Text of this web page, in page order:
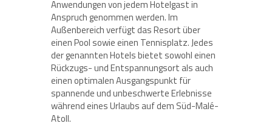
Anwendungen von jedem Hotelgast in
Anspruch genommen werden. Im
Außenbereich verfügt das Resort über
einen Pool sowie einen Tennisplatz. Jedes
der genannten Hotels bietet sowohl einen
Rückzugs- und Entspannungsort als auch
einen optimalen Ausgangspunkt für
spannende und unbeschwerte Erlebnisse
während eines Urlaubs auf dem Süd-Malé-
Atoll.